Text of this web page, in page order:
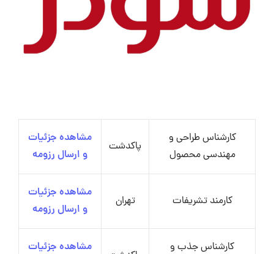
کارشناس طراحی و
مهندسی محصول
پاکدشت
مشاهده جزئیات
و ارسال رزومه
کارمند تشریفات تهران
مشاهده جزئیات
و ارسال رزومه
کارشناس جذب و مشاهده جزئیات